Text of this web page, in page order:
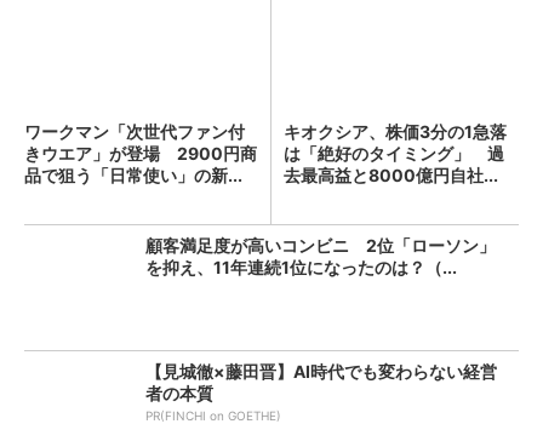
ワークマン「次世代ファン付
きウエア」が登場 2900円商
品で狙う「日常使い」の新...
キオクシア、株価3分の1急落
は「絶好のタイミング」 過
去最高益と8000億円自社...
顧客満足度が高いコンビニ 2位「ローソン」
を抑え、11年連続1位になったのは？（...
【見城徹×藤田晋】AI時代でも変わらない経営
者の本質
PR(FINCHI on GOETHE)